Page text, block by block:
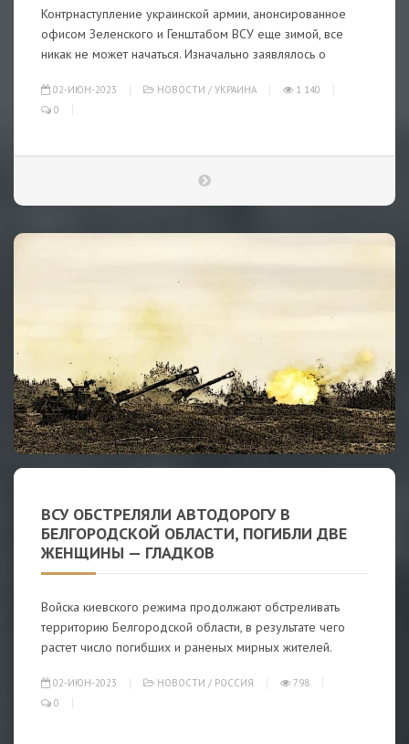
Контрнаступление украинской армии, анонсированное
офисом Зеленского и Генштабом ВСУ еще зимой, все
никак не может начаться. Изначально заявлялось о
02-ИЮН-2023 НОВОСТИ / УКРАИНА
1 140
0
ВСУ ОБСТРЕЛЯЛИ АВТОДОРОГУ В
БЕЛГОРОДСКОЙ ОБЛАСТИ, ПОГИБЛИ ДВЕ
ЖЕНЩИНЫ — ГЛАДКОВ
Войска киевского режима продолжают обстреливать
территорию Белгородской области, в результате чего
растет число погибших и раненых мирных жителей.
02-ИЮН-2023 НОВОСТИ / РОССИЯ
798
0